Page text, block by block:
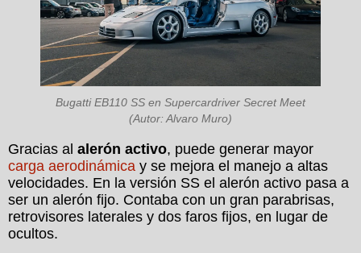
Bugatti EB110 SS en Supercardriver Secret Meet
(Autor: Alvaro Muro)
Gracias al alerón activo, puede generar mayor
carga aerodinámica y se mejora el manejo a altas
velocidades. En la versión SS el alerón activo pasa a
ser un alerón fijo. Contaba con un gran parabrisas,
retrovisores laterales y dos faros fijos, en lugar de
ocultos.